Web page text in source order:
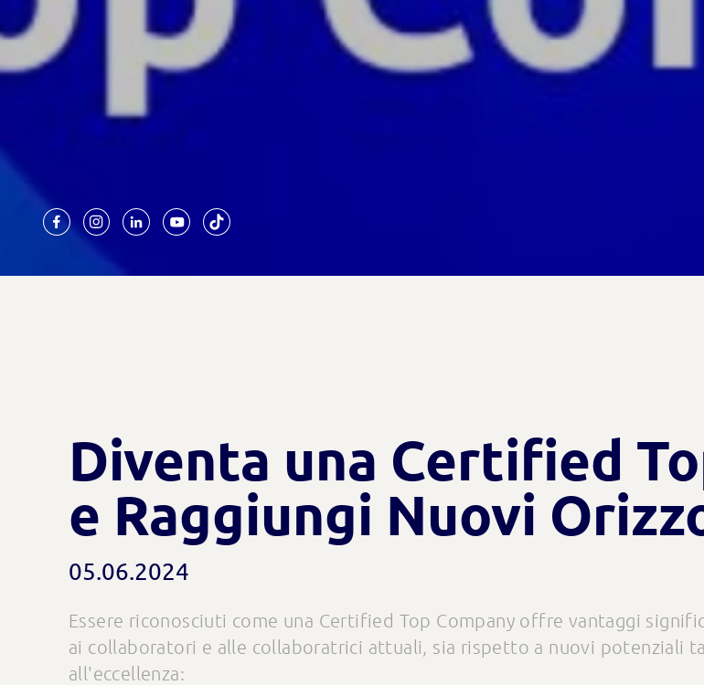
Diventa una Certified
e Raggiungi Nuovi
05.06.2024
Essere riconosciuti come una Certified Top Company offre vantaggi
ai collaboratori e alle collaboratrici attuali, sia rispetto a nuovi potenziali
all'eccellenza: